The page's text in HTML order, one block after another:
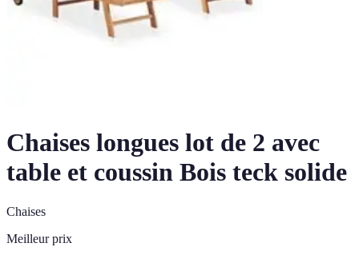
Chaises longues lot de 2 avec
table et coussin Bois teck solide
Chaises
Meilleur prix